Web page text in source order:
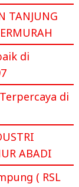
TANJUNG
di
di
ABADI
( RSL